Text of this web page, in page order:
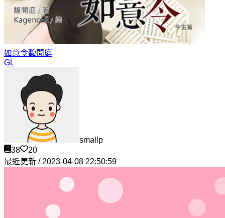
如意令馥閒庭
GL
smallp
38
20
最近更新 / 2023-04-08 22:50:59